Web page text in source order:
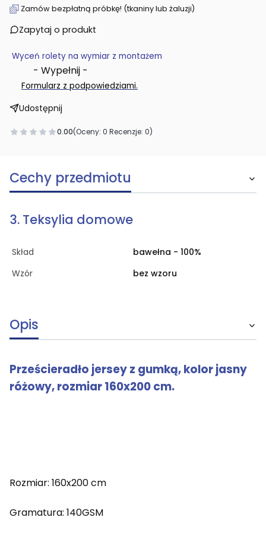
Zamów bezpłatną próbkę! (tkaniny lub żaluzji)
Zapytaj o produkt
Wyceń rolety na wymiar z montażem
- Wypełnij -
Formularz z podpowiedziami.
Udostępnij
0.00(Oceny: 0 Recenzje: 0)
Cechy przedmiotu
3. Teksylia domowe
Skład
bawełna - 100%
Wzór
bez wzoru
Opis
Prześcieradło jersey z gumką, kolor jasny
różowy, rozmiar 160x200 cm.
Rozmiar: 160x200 cm
Gramatura: 140GSM